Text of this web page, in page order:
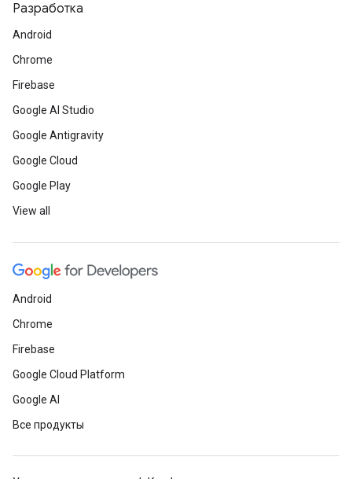
Разработка
Android
Chrome
Firebase
Google AI Studio
Google Antigravity
Google Cloud
Google Play
View all
Android
Chrome
Firebase
Google Cloud Platform
Google AI
Все продукты